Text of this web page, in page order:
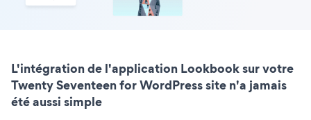
L'intégration de l'application Lookbook sur votre
Twenty Seventeen for WordPress site n'a jamais
été aussi simple